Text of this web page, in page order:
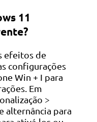
11
efeitos de
configurações
Win + I para
Em
>
alternância para